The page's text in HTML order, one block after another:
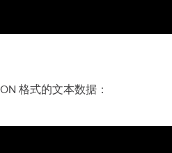
格式的文本数据：